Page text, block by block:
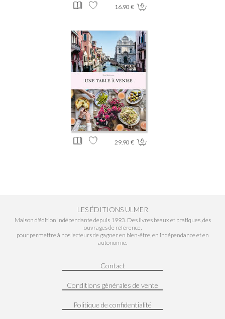
16.90 €
29.90 €
LES ÉDITIONS ULMER
Maison d'édition indépendante depuis 1993. Des livres beaux et pratiques, des
ouvrages de référence,
pour permettre à nos lecteurs de gagner en bien-être, en indépendance et en
autonomie.
Contact
Conditions générales de vente
Politique de confidentialité